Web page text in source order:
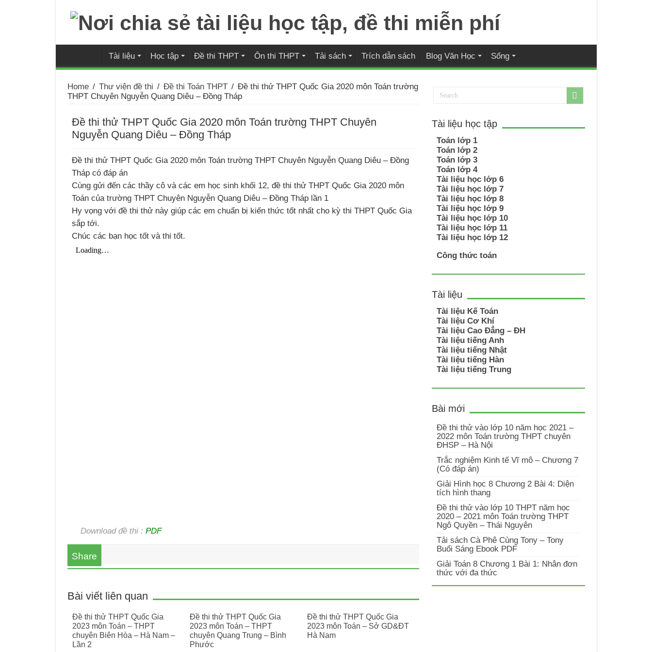
Tài liệu Học tập Đề thi THPT Ôn thi THPT Tải sách Trích dẫn sách Blog Văn Học Sống
Home / Thư viện đề thi / Đề thi Toán THPT / Đề thi thử THPT Quốc Gia 2020 môn Toán trường
THPT Chuyên Nguyễn Quang Diêu – Đồng Tháp
Đề thi thử THPT Quốc Gia 2020 môn Toán trường THPT Chuyên
Nguyễn Quang Diêu – Đồng Tháp
Đề thi thử THPT Quốc Gia 2020 môn Toán trường THPT Chuyên Nguyễn Quang Diêu – Đồng
Tháp có đáp án
Cùng gửi đến các thầy cô và các em học sinh khối 12, đề thi thử THPT Quốc Gia 2020 môn
Toán của trường THPT Chuyên Nguyễn Quang Diêu – Đồng Tháp lần 1
Hy vọng với đề thi thử này giúp các em chuẩn bị kiến thức tốt nhất cho kỳ thi THPT Quốc Gia
sắp tới.
Chúc các bạn học tốt và thi tốt.
Download đề thi : PDF
Share
Bài viết liên quan
Đề thi thử THPT Quốc Gia
2023 môn Toán – THPT
chuyên Biên Hòa – Hà Nam –
Lần 2
Đề thi thử THPT Quốc Gia
2023 môn Toán – THPT
chuyên Quang Trung – Bình
Phước
Đề thi thử THPT Quốc Gia
2023 môn Toán – Sở GD&ĐT
Hà Nam
Tài liệu học tập
Toán lớp 1
Toán lớp 2
Toán lớp 3
Toán lớp 4
Tài liệu học lớp 6
Tài liệu học lớp 7
Tài liệu học lớp 8
Tài liệu học lớp 9
Tài liệu học lớp 10
Tài liệu học lớp 11
Tài liệu học lớp 12
Công thức toán
Tài liệu
Tài liệu Kế Toán
Tài liệu Cơ Khí
Tài liệu Cao Đẳng – ĐH
Tài liệu tiếng Anh
Tài liệu tiếng Nhật
Tài liệu tiếng Hàn
Tài liệu tiếng Trung
Bài mới
Đề thi thử vào lớp 10 năm học 2021 –
2022 môn Toán trường THPT chuyên
ĐHSP – Hà Nội
Trắc nghiệm Kinh tế Vĩ mô – Chương 7
(Có đáp án)
Giải Hình học 8 Chương 2 Bài 4: Diện
tích hình thang
Đề thi thử vào lớp 10 THPT năm học
2020 – 2021 môn Toán trường THPT
Ngô Quyền – Thái Nguyên
Tải sách Cà Phê Cùng Tony – Tony
Buổi Sáng Ebook PDF
Giải Toán 8 Chương 1 Bài 1: Nhân đơn
thức với đa thức